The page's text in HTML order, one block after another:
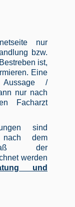
nur
bzw.
ist,
Eine
Aussage /
nur nach
Facharzt
sind
nach dem
der
werden
und